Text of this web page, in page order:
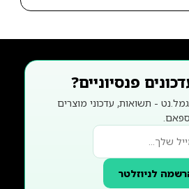
פנסיוניים?
- תשואות, עדכוני מוצרים
ספאם.
לניוזלטר